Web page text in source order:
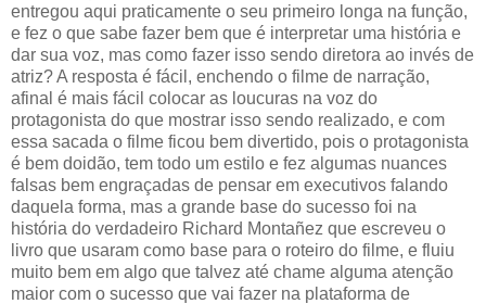
entregou aqui praticamente o seu primeiro longa na função,
e fez o que sabe fazer bem que é interpretar uma história e
dar sua voz, mas como fazer isso sendo diretora ao invés de
atriz? A resposta é fácil, enchendo o filme de narração,
afinal é mais fácil colocar as loucuras na voz do
protagonista do que mostrar isso sendo realizado, e com
essa sacada o filme ficou bem divertido, pois o protagonista
é bem doidão, tem todo um estilo e fez algumas nuances
falsas bem engraçadas de pensar em executivos falando
daquela forma, mas a grande base do sucesso foi na
história do verdadeiro Richard Montañez que escreveu o
livro que usaram como base para o roteiro do filme, e fluiu
muito bem em algo que talvez até chame alguma atenção
maior com o sucesso que vai fazer na plataforma de